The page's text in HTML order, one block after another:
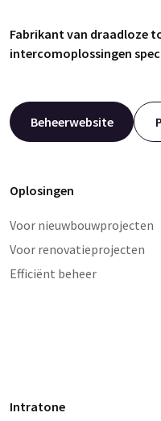
Fabrikant van draadloze
intercomoplossingen
Beheerwebsite
Oplosingen
Voor nieuwbouwprojecten
Voor renovatieprojecten
Efficiënt beheer
Intratone